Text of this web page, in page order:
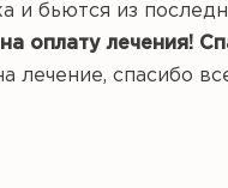
и бьются из
оплату лечения!
лечение, спасибо